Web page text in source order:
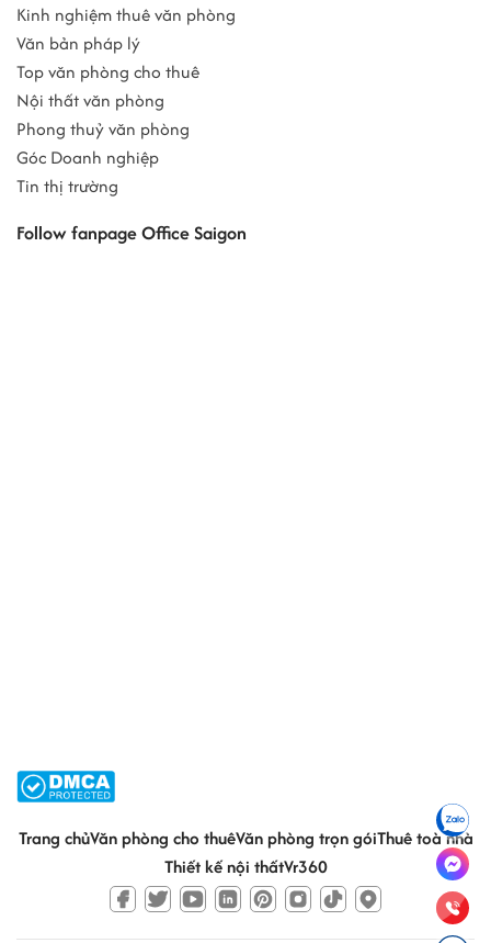
Kinh nghiệm thuê văn phòng
Văn bản pháp lý
Top văn phòng cho thuê
Nội thất văn phòng
Phong thuỷ văn phòng
Góc Doanh nghiệp
Tin thị trường
Follow fanpage Office Saigon
Trang chủVăn phòng cho thuêVăn phòng trọn góiThuê toà nhà
Thiết kế nội thấtVr360